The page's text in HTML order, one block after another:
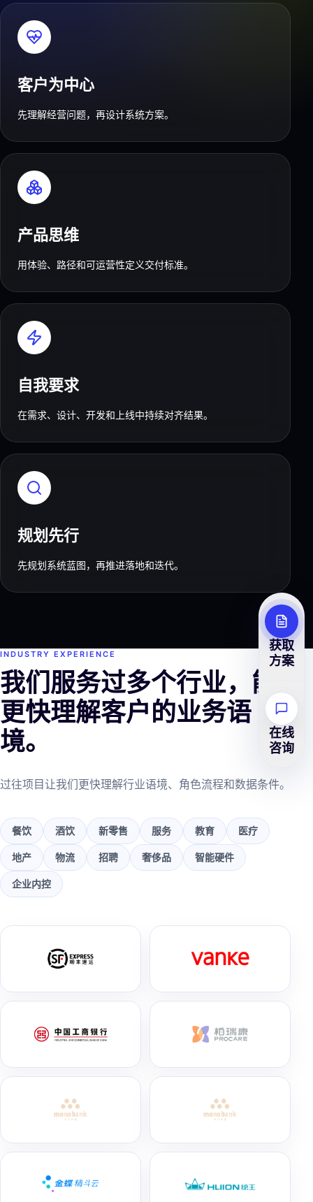
客户为中心
先理解经营问题，再设计系统方案。
产品思维
用体验、路径和可运营性定义交付标准。
自我要求
在需求、设计、开发和上线中持续对齐结果。
规划先行
先规划系统蓝图，再推进落地和迭代。
INDUSTRY EXPERIENCE
我们服务过多个行业，能
更快理解客户的业务语
境。
过往项目让我们更快理解行业语境、角色流程和数据条件。
餐饮 酒饮 新零售 服务 教育 医疗
地产 物流 招聘 奢侈品 智能硬件
企业内控
获取
方案
在线
咨询